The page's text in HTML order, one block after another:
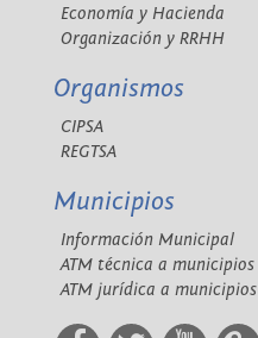
Economía y Hacienda
Organización y RRHH
Organismos
CIPSA
REGTSA
Municipios
Información Municipal
ATM técnica a municipios
ATM jurídica a municipios